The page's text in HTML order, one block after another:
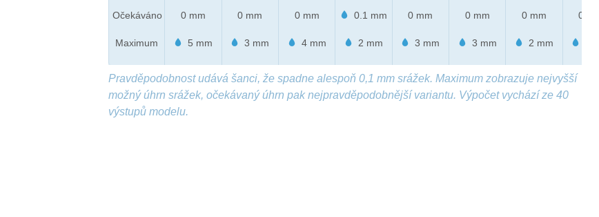
Očekáváno
Maximum
0 mm
5 mm
0 mm
3 mm
0 mm
4 mm
0.1 mm
2 mm
0 mm
3 mm
0 mm
3 mm
0 mm
2 mm
0 mm
Pravděpodobnost udává šanci, že spadne alespoň 0,1 mm srážek. Maximum zobrazuje nejvyšší
možný úhrn srážek, očekávaný úhrn pak nejpravděpodobnější variantu. Výpočet vychází ze 40
výstupů modelu.